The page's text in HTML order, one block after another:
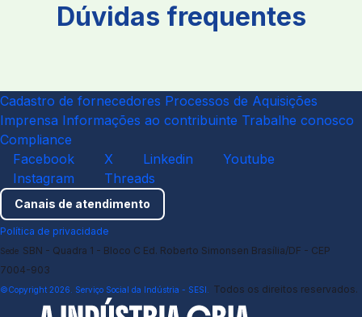
Dúvidas frequentes
Cadastro de fornecedores Processos de Aquisições
Imprensa Informações ao contribuinte Trabalhe conosco
Compliance
Facebook
X Linkedin
Youtube
Instagram
Threads
Canais de atendimento
Política de privacidade
Sede SBN - Quadra 1 - Bloco C Ed. Roberto Simonsen Brasília/DF - CEP
7004-903
©Copyright 2026. Serviço Social da Indústria - SESI. Todos os direitos reservados.